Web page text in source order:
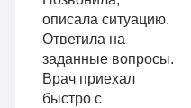
ремиссии
Личный
санузел
санузел
Больничный
лист
описала ситуацию.
Ответила на
заданные вопросы.
Врач приехал
быстро с